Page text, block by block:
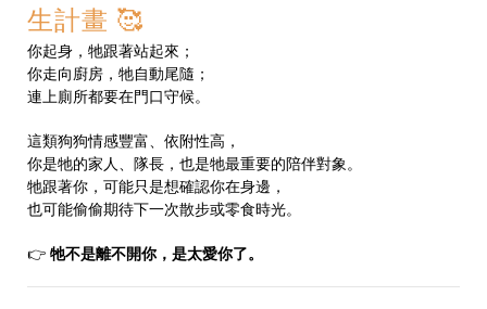
生計畫 🥰
你起身，牠跟著站起來；
你走向廚房，牠自動尾隨；
連上廁所都要在門口守候。
這類狗狗情感豐富、依附性高，
你是牠的家人、隊長，也是牠最重要的陪伴對象。
牠跟著你，可能只是想確認你在身邊，
也可能偷偷期待下一次散步或零食時光。
👉 牠不是離不開你，是太愛你了。